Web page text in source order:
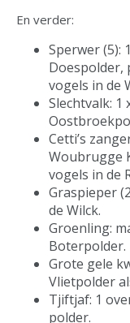
En verder:
Sperwer (5):
Doespolder,
vogels in de
Slechtvalk: 1
Cetti’s
Woubrugge
vogels in de
Graspieper
de Wilck.
Groenling:
Boterpolder.
Grote gele
Vlietpolder
Tjiftjaf: 1
polder.